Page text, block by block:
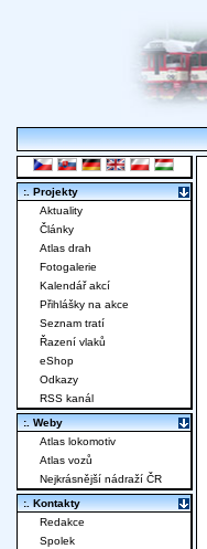
:. Projekty
Aktuality
Články
Atlas drah
Fotogalerie
Kalendář akcí
Přihlášky na akce
Seznam tratí
Řazení vlaků
eShop
Odkazy
RSS kanál
:. Weby
Atlas lokomotiv
Atlas vozů
Nejkrásnější nádraží ČR
:. Kontakty
Redakce
Spolek